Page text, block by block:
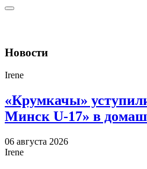
Новости
Irene
«Крумкачы»
Минск U-17» в
06 августа 2026
Irene